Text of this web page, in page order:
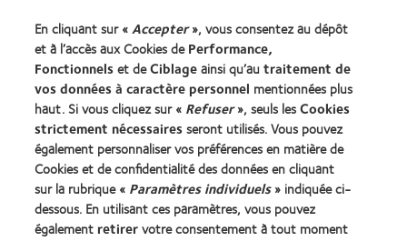
Technologie des lentilles de contact
Trouver un specialiste
Lentilles de contact et vision
Nouveau porteur
Porteur de longue date
En cliquant sur «Accepter», vous consentez au dépôt
et à l’accès aux Cookies dePerformance,
Fonctionnelset deCiblageainsi qu’autraitement de
vos données à caractère personnel mentionnées plus
haut. Si vous cliquez sur « Refuser», seuls lesCookies
strictement nécessairesseront utilisés. Vous pouvez
également personnaliser vos préférences en matière de
Cookies et de confidentialité des données en cliquant
sur la rubrique « Paramètres individuels» indiquée ci-
dessous. En utilisant ces paramètres, vous pouvez
également retirervotre consentement à tout moment